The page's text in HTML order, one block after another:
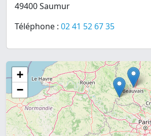
49400 Saumur
Téléphone : 02 41 52 67 35
+
−